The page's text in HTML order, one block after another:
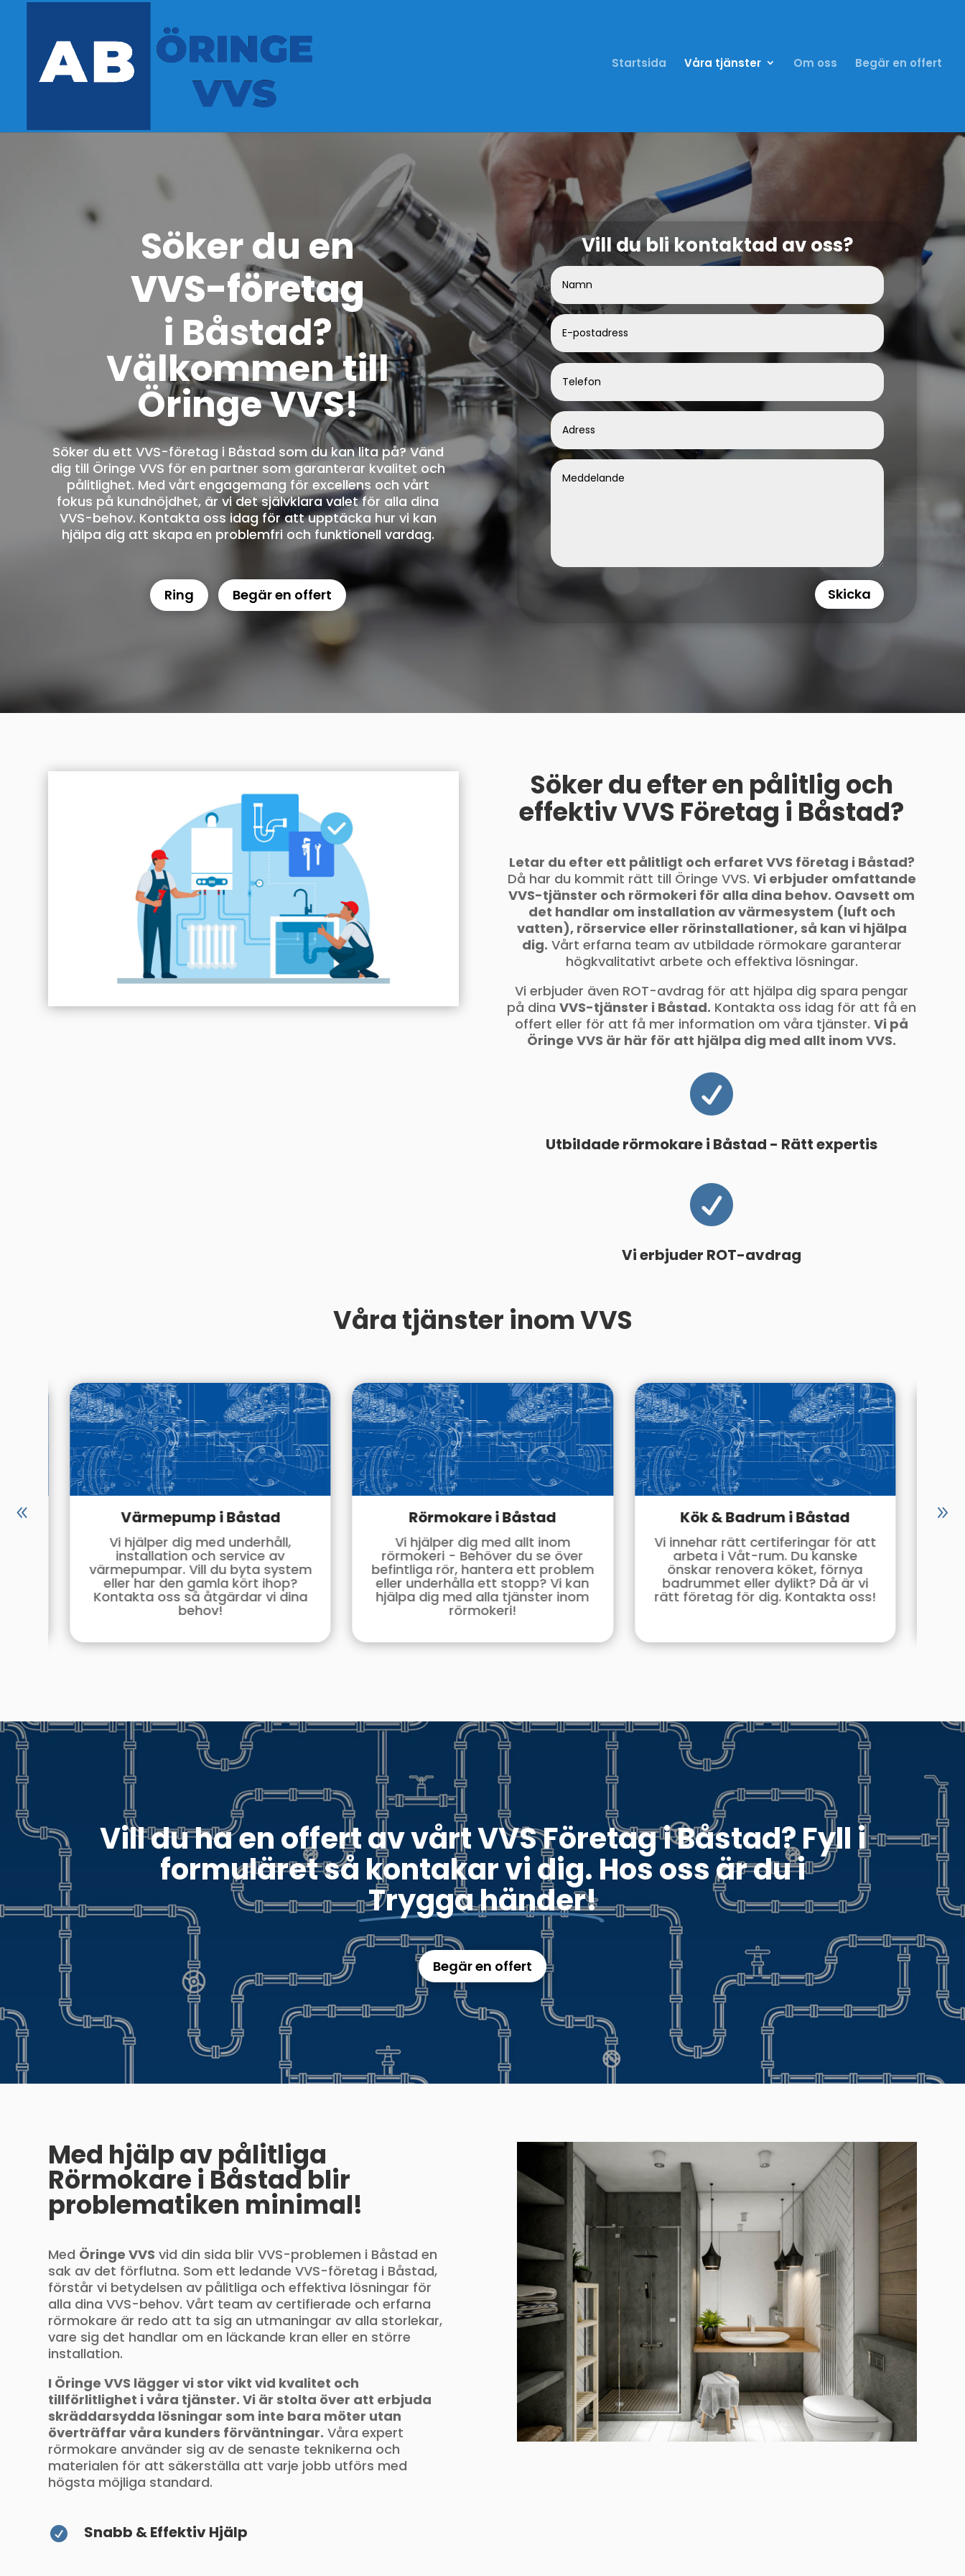
Startsida Våra tjänster Om oss Begär en offert
Söker du en
Rörmokare
i Båstad?
Välkommen till
Öringe VVS!
Söker du ett VVS-företag i Båstad som du kan lita på? Vänd
dig till Öringe VVS för en partner som garanterar kvalitet och
pålitlighet. Med vårt engagemang för excellens och vårt
fokus på kundnöjdhet, är vi det självklara valet för alla dina
VVS-behov. Kontakta oss idag för att upptäcka hur vi kan
hjälpa dig att skapa en problemfri och funktionell vardag.
Ring Begär en offert
Vill du bli kontaktad av oss?
Skicka
Söker du efter en pålitlig och
effektiv VVS Företag i Båstad?
Letar du efter ett pålitligt och erfaret VVS företag i Båstad?
Då har du kommit rätt till Öringe VVS. Vi erbjuder omfattande
VVS-tjänster och rörmokeri för alla dina behov. Oavsett om
det handlar om installation av värmesystem (luft och
vatten), rörservice eller rörinstallationer, så kan vi hjälpa
dig. Vårt erfarna team av utbildade rörmokare garanterar
högkvalitativt arbete och effektiva lösningar.
Vi erbjuder även ROT-avdrag för att hjälpa dig spara pengar
på dinaVVS-tjänster i Båstad. Kontakta oss idag för att få en
offert eller för att få mer information om våra tjänster.Vi på
Öringe VVS är här för att hjälpa dig med allt inom VVS.

Utbildade rörmokare i Båstad - Rätt expertis

Vi erbjuder ROT-avdrag
Våra tjänster inom VVS
Värmepump i Båstad
Vi hjälper dig med underhåll,
installation och service av
värmepumpar. Vill du byta system
eller har den gamla kört ihop?
Kontakta oss så åtgärdar vi dina
behov!
Rörmokare i Båstad
Vi hjälper dig med allt inom
rörmokeri - Behöver du se över
befintliga rör, hantera ett problem
eller underhålla ett stopp? Vi kan
hjälpa dig med alla tjänster inom
rörmokeri!
Kök & Badrum i Båstad
Vi innehar rätt certiferingar för att
arbeta i Våt-rum. Du kanske
önskar renovera köket, förnya
badrummet eller dylikt? Då är vi
rätt företag för dig. Kontakta oss!
Vill du ha en offert av vårt VVS Företag i Båstad? Fyll i
formuläret så kontakar vi dig. Hos oss är du i
Trygga händer!
Begär en offert
Med hjälp av pålitliga
Rörmokare i Båstad blir
problematiken minimal!
Med Öringe VVS vid din sida blir VVS-problemen i Båstad en
sak av det förflutna. Som ett ledande VVS-företag i Båstad,
förstår vi betydelsen av pålitliga och effektiva lösningar för
alla dina VVS-behov. Vårt team av certifierade och erfarna
rörmokare är redo att ta sig an utmaningar av alla storlekar,
vare sig det handlar om en läckande kran eller en större
installation.
I Öringe VVS lägger vi stor vikt vid kvalitet och
tillförlitlighet i våra tjänster. Vi är stolta över att erbjuda
skräddarsydda lösningar som inte bara möter utan
överträffar våra kunders förväntningar. Våra expert
rörmokare använder sig av de senaste teknikerna och
materialen för att säkerställa att varje jobb utförs med
högsta möjliga standard.
 Snabb & Effektiv Hjälp